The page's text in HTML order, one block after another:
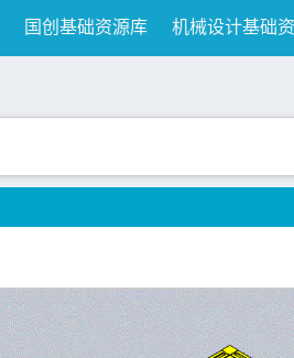
国创基础资源库 机械设计基础